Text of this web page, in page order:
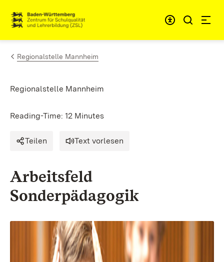
Skip to content
Link to homepage
Regionalstelle Mannheim
Regionalstelle Mannheim
Reading-Time: 12 Minutes
Teilen Text vorlesen
Arbeitsfeld
Sonderpädagogik